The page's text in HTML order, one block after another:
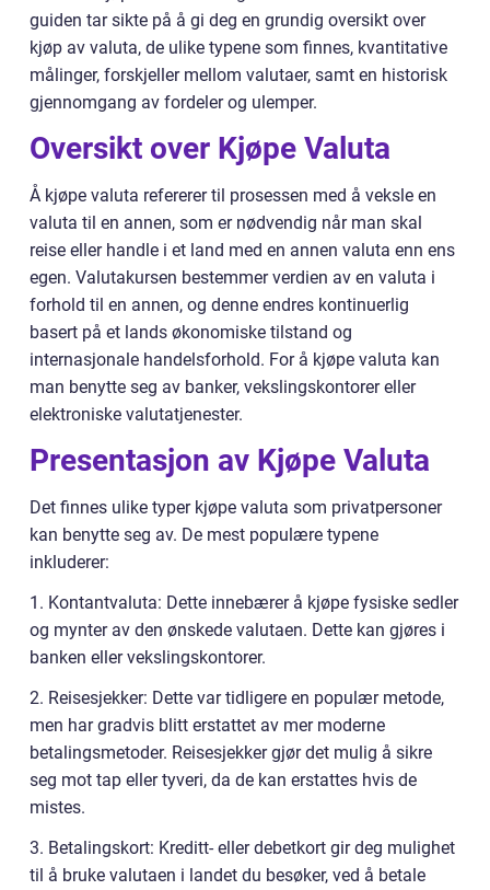
guiden tar sikte på å gi deg en grundig oversikt over
kjøp av valuta, de ulike typene som finnes, kvantitative
målinger, forskjeller mellom valutaer, samt en historisk
gjennomgang av fordeler og ulemper.
Oversikt over Kjøpe Valuta
Å kjøpe valuta refererer til prosessen med å veksle en
valuta til en annen, som er nødvendig når man skal
reise eller handle i et land med en annen valuta enn ens
egen. Valutakursen bestemmer verdien av en valuta i
forhold til en annen, og denne endres kontinuerlig
basert på et lands økonomiske tilstand og
internasjonale handelsforhold. For å kjøpe valuta kan
man benytte seg av banker, vekslingskontorer eller
elektroniske valutatjenester.
Presentasjon av Kjøpe Valuta
Det finnes ulike typer kjøpe valuta som privatpersoner
kan benytte seg av. De mest populære typene
inkluderer:
1. Kontantvaluta: Dette innebærer å kjøpe fysiske sedler
og mynter av den ønskede valutaen. Dette kan gjøres i
banken eller vekslingskontorer.
2. Reisesjekker: Dette var tidligere en populær metode,
men har gradvis blitt erstattet av mer moderne
betalingsmetoder. Reisesjekker gjør det mulig å sikre
seg mot tap eller tyveri, da de kan erstattes hvis de
mistes.
3. Betalingskort: Kreditt- eller debetkort gir deg mulighet
til å bruke valutaen i landet du besøker, ved å betale